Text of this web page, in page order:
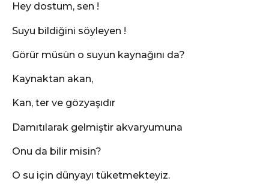
Hey dostum, sen !
Suyu bildiğini söyleyen !
Görür müsün o suyun kaynağını da?
Kaynaktan akan,
Kan, ter ve gözyaşıdır
Damıtılarak gelmiştir akvaryumuna
Onu da bilir misin?
O su için dünyayı tüketmekteyiz.